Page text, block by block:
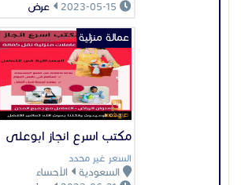
عرض
مكتب اسرع انجاز ابوعلى
السعر غير محدد
السعودية
الأحساء
عمالة منزلية